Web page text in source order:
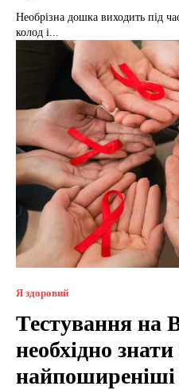
Необрізна дошка виходить під
колод і...
Я здоровий
Тестування на
необхідно знати